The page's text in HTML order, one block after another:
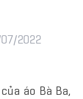
2022
áo Bà Ba,